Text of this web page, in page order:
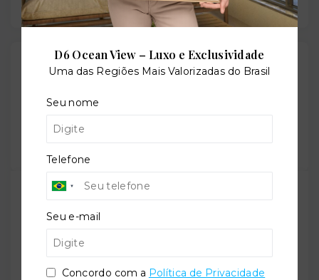
Leaflet
Gostou do imóvel?
com alguém no WhatsApp:
Compartilhar
CRECI -
(47) 9 9147-9687
contato@imobiliariatorquato.com.br
D6 Ocean View – Luxo e Exclusividade
Uma das Regiões Mais Valorizadas do Brasil
Seu nome
Telefone
Seu e-mail
Concordo com a Política de Privacidade